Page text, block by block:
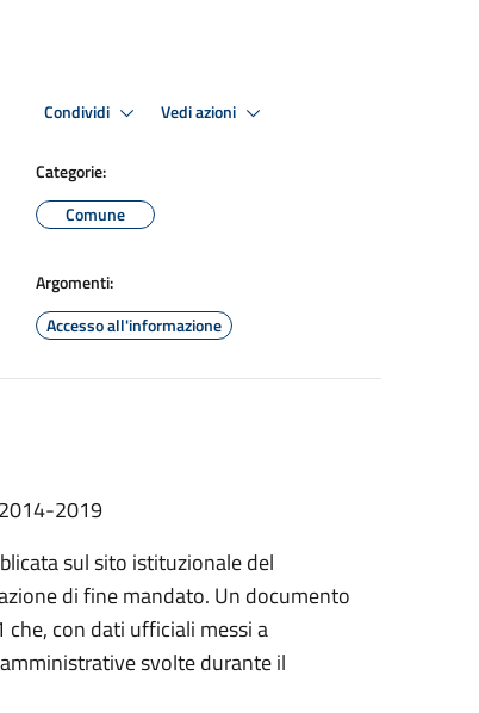
Condividi Vedi azioni
Categorie:
Comune
Argomenti:
Accesso all'informazione
2019
sul sito istituzionale del
di fine mandato. Un documento
con dati ufficiali messi a
svolte durante il